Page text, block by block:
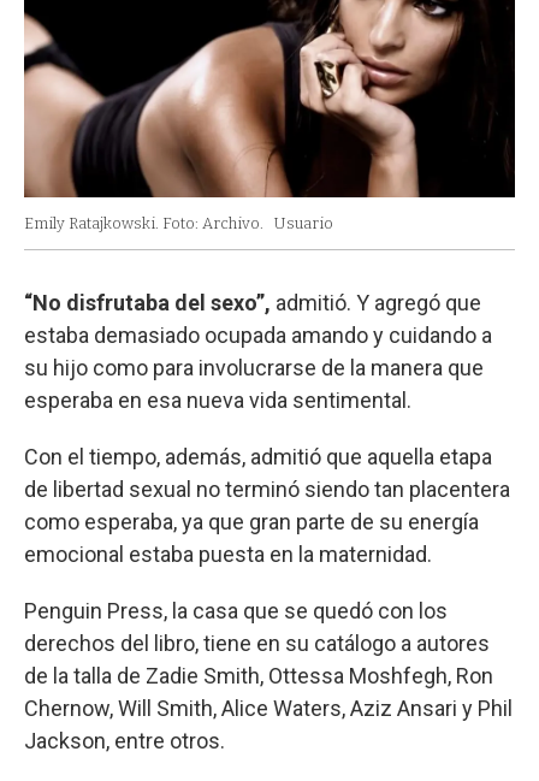
Emily Ratajkowski. Foto: Archivo. Usuario
“No disfrutaba del sexo”, admitió. Y agregó que
estaba demasiado ocupada amando y cuidando a
su hijo como para involucrarse de la manera que
esperaba en esa nueva vida sentimental.
Con el tiempo, además, admitió que aquella etapa
de libertad sexual no terminó siendo tan placentera
como esperaba, ya que gran parte de su energía
emocional estaba puesta en la maternidad.
Penguin Press, la casa que se quedó con los
derechos del libro, tiene en su catálogo a autores
de la talla de Zadie Smith, Ottessa Moshfegh, Ron
Chernow, Will Smith, Alice Waters, Aziz Ansari y Phil
Jackson, entre otros.